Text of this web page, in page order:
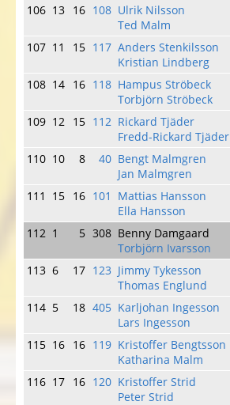
106 13 16 108 Ulrik Nilsson
Ted Malm
107 11 15 117 Anders Stenkilsson
Kristian Lindberg
108 14 16 118 Hampus Ströbeck
Torbjörn Ströbeck
109 12 15 112 Rickard Tjäder
Fredd-Rickard Tjäder
110 10 8 40 Bengt Malmgren
Jan Malmgren
111 15 16 101
Mattias Hansson
Ella Hansson
112 1 5 308 Benny Damgaard
Torbjörn Ivarsson
113 6 17 123 Jimmy Tykesson
Thomas Englund
114 5 18 405 Karljohan Ingesson
Lars Ingesson
115 16 16 119 Kristoffer Bengtsson
Katharina Malm
116 17 16 120 Kristoffer Strid
Peter Strid